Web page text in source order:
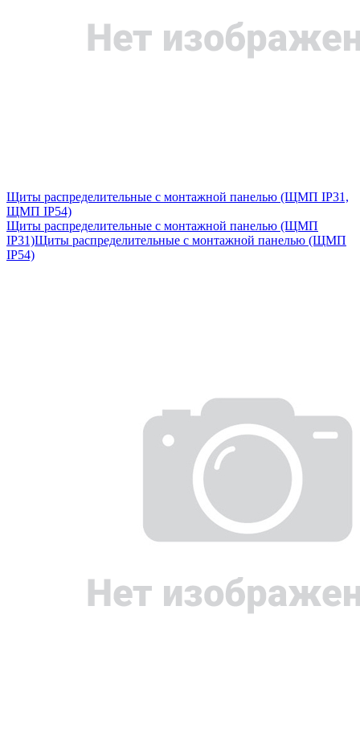
Щиты распределительные с монтажной панелью (ЩМП IP31,
ЩМП IP54)
Щиты распределительные с монтажной панелью (ЩМП
IP31)Щиты распределительные с монтажной панелью (ЩМП
IP54)